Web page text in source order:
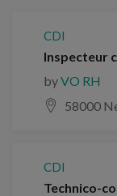
CDI
Inspecteur
byVO RH
58000
CDI
Technico-